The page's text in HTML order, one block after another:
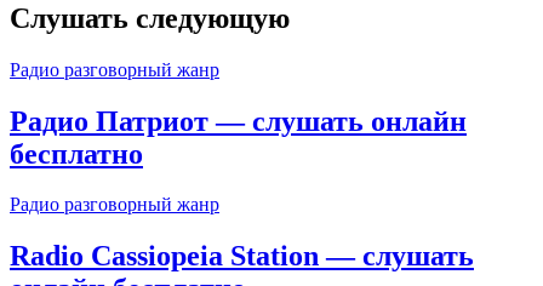
Слушать следующую
Радио разговорный жанр
Радио Патриот — слушать онлайн
бесплатно
Радио разговорный жанр
Radio Cassiopeia Station — слушать